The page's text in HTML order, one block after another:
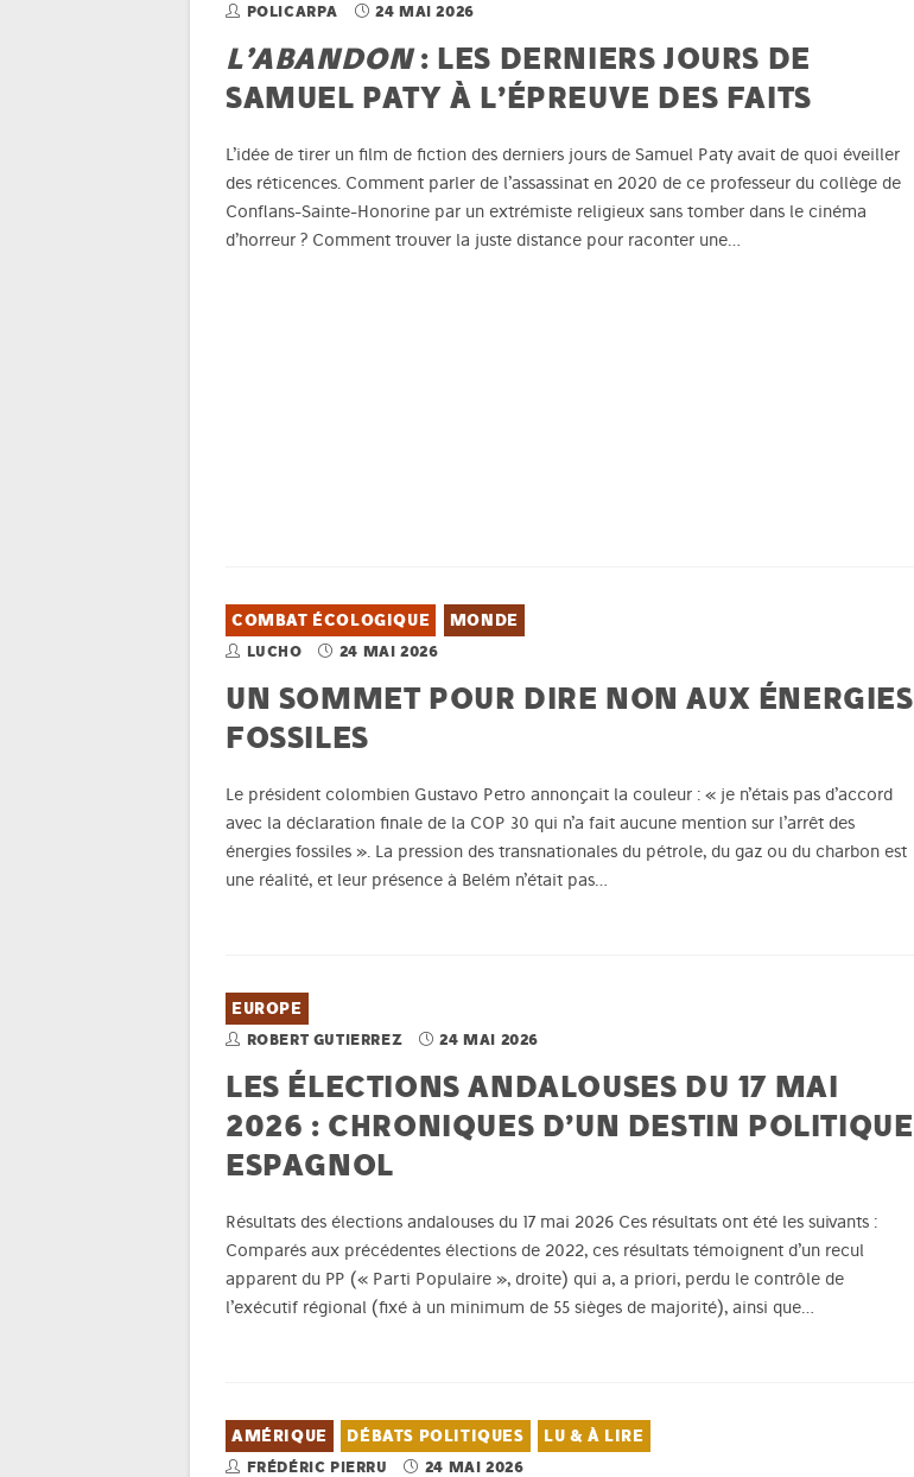
POLICARPA 24 MAI 2026
L’ABANDON: LES DERNIERS JOURS DE
SAMUEL PATY À L’ÉPREUVE DES FAITS
L’idée de tirer un film de fiction des derniers jours de Samuel Paty avait de quoi éveiller
des réticences. Comment parler de l’assassinat en 2020 de ce professeur du collège de
Conflans-Sainte-Honorine par un extrémiste religieux sans tomber dans le cinéma
d’horreur ? Comment trouver la juste distance pour raconter une…
COMBAT ÉCOLOGIQUE MONDE
LUCHO 24 MAI 2026
UN SOMMET POUR DIRE NON AUX ÉNERGIES
FOSSILES
Le président colombien Gustavo Petro annonçait la couleur : « je n’étais pas d’accord
avec la déclaration finale de la COP 30 qui n’a fait aucune mention sur l’arrêt des
énergies fossiles ». La pression des transnationales du pétrole, du gaz ou du charbon est
une réalité, et leur présence à Belém n’était pas…
EUROPE
ROBERT GUTIERREZ 24 MAI 2026
LES ÉLECTIONS ANDALOUSES DU 17 MAI
2026 : CHRONIQUES D’UN DESTIN POLITIQUE
ESPAGNOL
Résultats des élections andalouses du 17 mai 2026 Ces résultats ont été les suivants :
Comparés aux précédentes élections de 2022, ces résultats témoignent d’un recul
apparent du PP (« Parti Populaire », droite) qui a, a priori, perdu le contrôle de
l’exécutif régional (fixé à un minimum de 55 sièges de majorité), ainsi que…
AMÉRIQUE DÉBATS POLITIQUES LU & À LIRE
FRÉDÉRIC PIERRU 24 MAI 2026